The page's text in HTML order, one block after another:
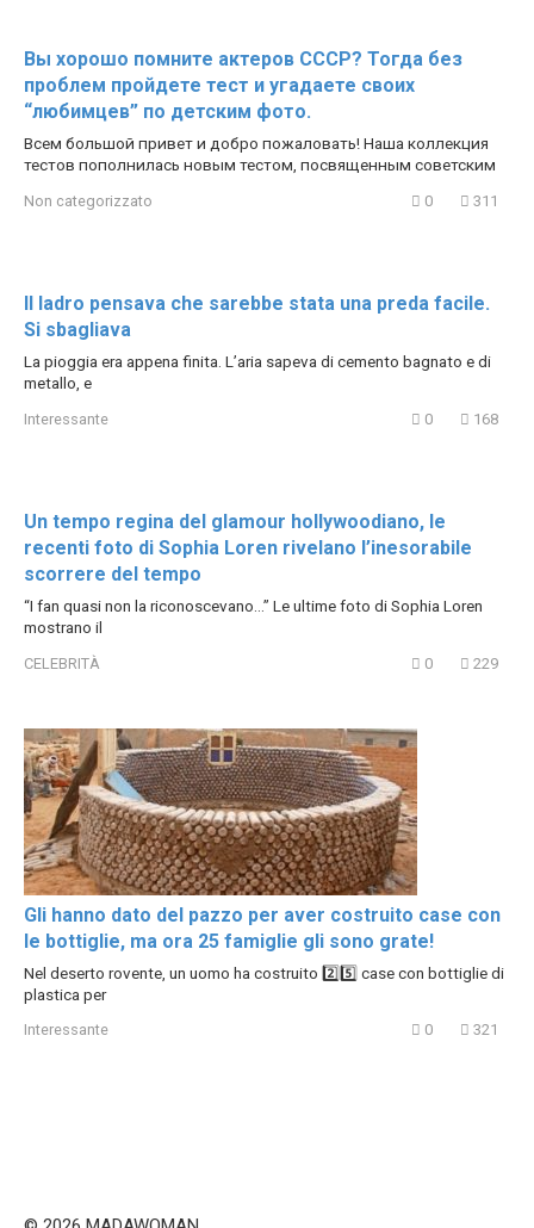
Вы хорошо помните актеров СССР? Тогда без
проблем пройдете тест и угадаете своих
“любимцев” по детским фото.
Всем большой привет и добро пожаловать! Наша коллекция
тестов пополнилась новым тестом, посвященным советским
Non categorizzato 0 311
Il ladro pensava che sarebbe stata una preda facile.
Si sbagliava
La pioggia era appena finita. L’aria sapeva di cemento bagnato e di
metallo, e
Interessante 0 168
Un tempo regina del glamour hollywoodiano, le
recenti foto di Sophia Loren rivelano l’inesorabile
scorrere del tempo
“I fan quasi non la riconoscevano…” Le ultime foto di Sophia Loren
mostrano il
CELEBRITÀ 0 229
Gli hanno dato del pazzo per aver costruito case con
le bottiglie, ma ora 25 famiglie gli sono grate!
Nel deserto rovente, un uomo ha costruito 2️⃣5️⃣ case con bottiglie di
plastica per
Interessante 0 321